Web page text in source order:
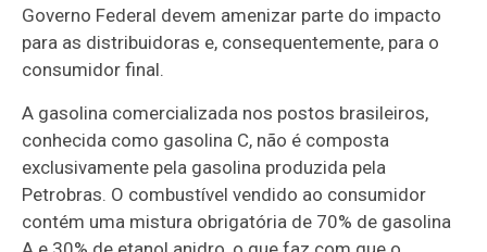
Governo Federal devem amenizar parte do impacto
para as distribuidoras e, consequentemente, para o
consumidor final.
A gasolina comercializada nos postos brasileiros,
conhecida como gasolina C, não é composta
exclusivamente pela gasolina produzida pela
Petrobras. O combustível vendido ao consumidor
contém uma mistura obrigatória de 70% de gasolina